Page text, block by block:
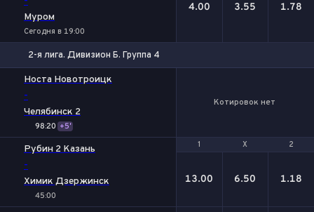
Муром
Сегодня в 19:00
4.00 3.55 1.78
2-я лига. Дивизион Б. Группа 4
Носта Новотроицк
-
Челябинск 2
98:20 +5'
Котировок нет
1 Х 2
Рубин 2 Казань
-
Химик Дзержинск
45:00
1 Х 2
13.00 6.50 1.18